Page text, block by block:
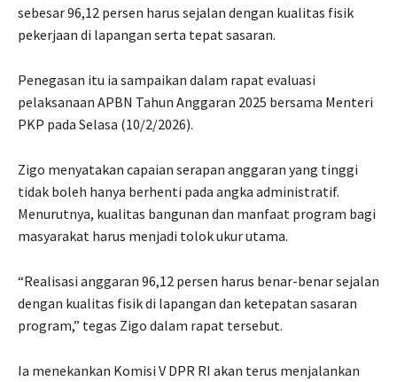
sebesar 96,12 persen harus sejalan dengan kualitas fisik
pekerjaan di lapangan serta tepat sasaran.
Penegasan itu ia sampaikan dalam rapat evaluasi
pelaksanaan APBN Tahun Anggaran 2025 bersama Menteri
PKP pada Selasa (10/2/2026).
Zigo menyatakan capaian serapan anggaran yang tinggi
tidak boleh hanya berhenti pada angka administratif.
Menurutnya, kualitas bangunan dan manfaat program bagi
masyarakat harus menjadi tolok ukur utama.
“Realisasi anggaran 96,12 persen harus benar-benar sejalan
dengan kualitas fisik di lapangan dan ketepatan sasaran
program,” tegas Zigo dalam rapat tersebut.
Ia menekankan Komisi V DPR RI akan terus menjalankan